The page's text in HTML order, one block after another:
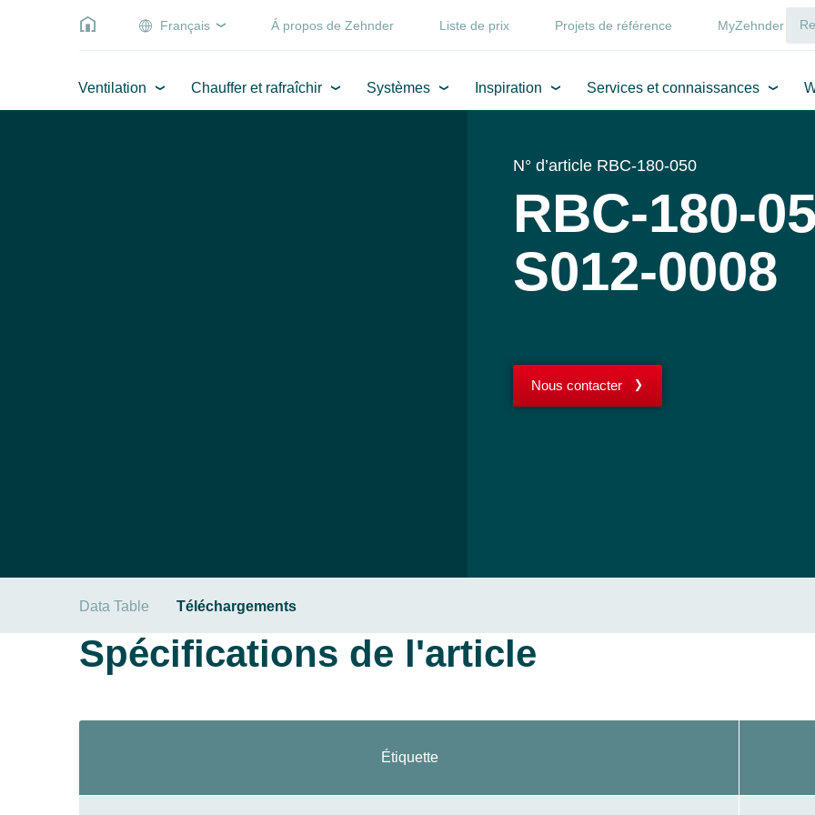
Français Á propos de Zehnder Liste de prix Projets de référence MyZehnder
Ventilation Chauffer et rafraîchir Systèmes Inspiration Services et connaissances
N° d’article RBC-180-050
RBC-180-
S012-0008
Nous contacter
Data Table Téléchargements
Spécifications de l'article
Étiquette